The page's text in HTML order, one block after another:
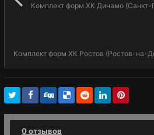
Комплект форм ХК Ростов (Ростов-на-
0 отзывов